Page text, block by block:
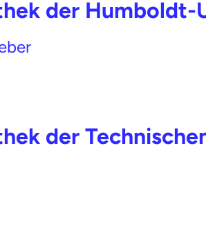
der Humboldt-
der